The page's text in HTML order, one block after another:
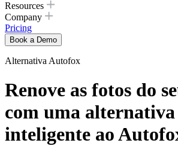
Resources
Company
Pricing
Book a Demo
Alternativa Autofox
Renove as fotos do
com uma
inteligente ao